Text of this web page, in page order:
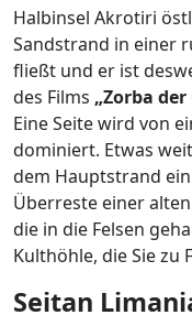
Halbinsel Akrotiri
Sandstrand in einer
fließt und er ist
des Films „Zorba der
Eine Seite wird von
dominiert. Etwas
dem Hauptstrand
Überreste einer
die in die Felsen
Kulthöhle, die Sie zu
Seitan